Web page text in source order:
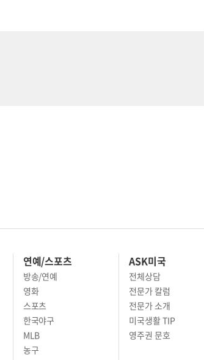
연예/스포츠
방송/연예
영화
스포츠
한국야구
ASK미국
전체상담
전문가 칼럼
전문가 소개